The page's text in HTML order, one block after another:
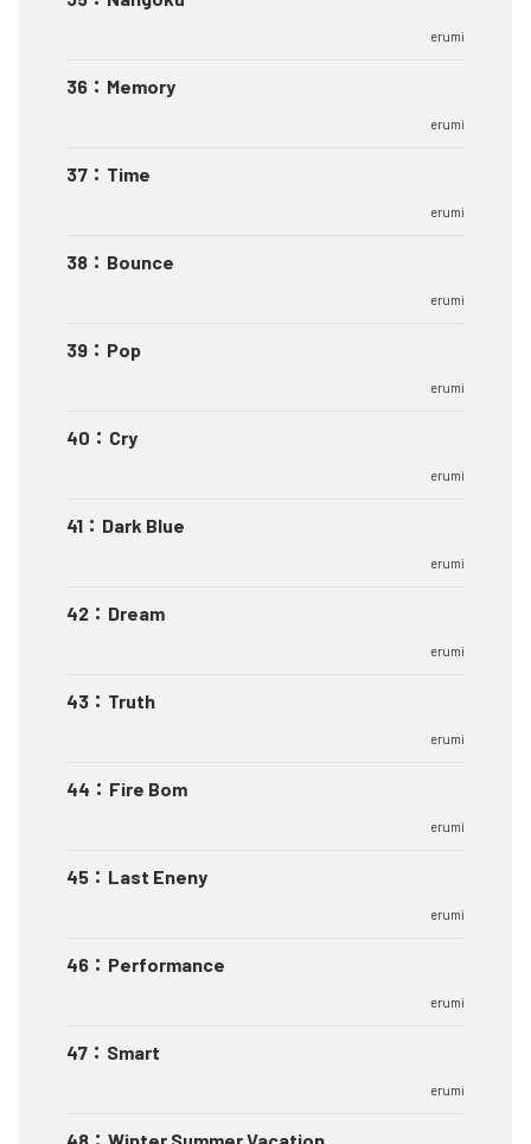
erumi
36 ： Memory
erumi
37 ： Time
erumi
38 ： Bounce
erumi
39 ： Pop
erumi
40 ： Cry
erumi
41 ： Dark Blue
erumi
42 ： Dream
erumi
43 ： Truth
erumi
44 ： Fire Bom
erumi
45 ： Last Eneny
erumi
46 ： Performance
erumi
47 ： Smart
erumi